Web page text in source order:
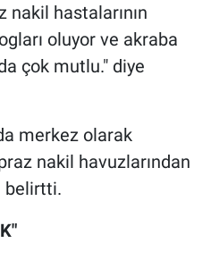
nakil hastalarının
oluyor ve akraba
çok mutlu." diye
merkez olarak
nakil havuzlarından
belirtti.